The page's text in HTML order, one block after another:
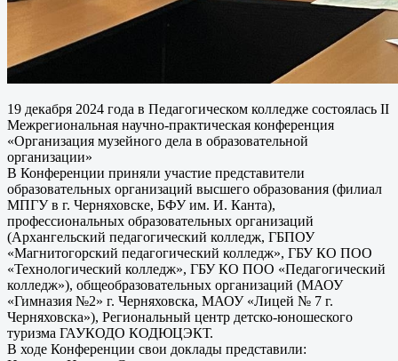
19 декабря 2024 года в Педагогическом колледже состоялась II
Межрегиональная научно-практическая конференция
«Организация музейного дела в образовательной
организации»
В Конференции приняли участие представители
образовательных организаций высшего образования (филиал
МПГУ в г. Черняховске, БФУ им. И. Канта),
профессиональных образовательных организаций
(Архангельский педагогический колледж, ГБПОУ
«Магнитогорский педагогический колледж», ГБУ КО ПОО
«Технологический колледж», ГБУ КО ПОО «Педагогический
колледж»), общеобразовательных организаций (МАОУ
«Гимназия №2» г. Черняховска, МАОУ «Лицей № 7 г.
Черняховска»), Региональный центр детско-юношеского
туризма ГАУКОДО КОДЮЦЭКТ.
В ходе Конференции свои доклады представили: